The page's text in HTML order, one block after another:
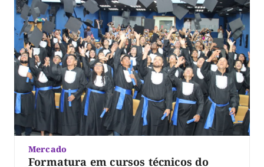
Mercado
Formatura em cursos técnicos do